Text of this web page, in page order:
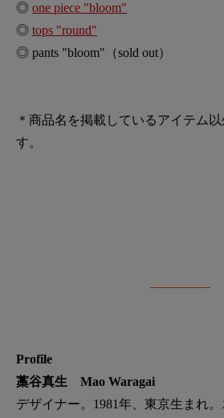
◎ one piece "bloom"
◎ tops "round"
◎ pants "bloom"（sold out）
＊商品名を掲載しているアイテム
す。
Profile
藁谷真生 Mao Waragai
デザイナー。1981年、東京生まれ